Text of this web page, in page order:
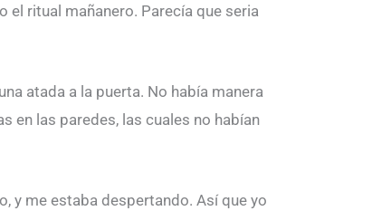
el ritual mañanero. Parecía que seria
atada a la puerta. No había manera
en las paredes, las cuales no habían
y me estaba despertando. Así que yo